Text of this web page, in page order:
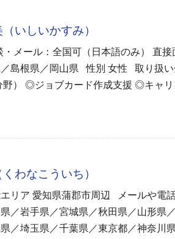
いしいかすみ）
・メール：全国可（日本語のみ） 直
／島根県／岡山県 性別 女性 取り扱い
） ◎ジョブカード作成支援 ◎キャ
わなこういち）
リア 愛知県蒲郡市周辺 メールや電
／岩手県／宮城県／秋田県／山形県
／埼玉県／千葉県／東京都／神奈川